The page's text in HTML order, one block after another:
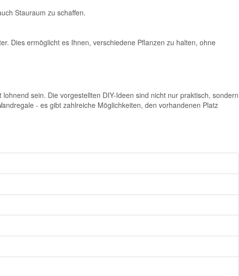
Stauraum zu schaffen.
Dies ermöglicht es Ihnen, verschiedene Pflanzen zu halten, ohne
sein. Die vorgestellten DIY-Ideen sind nicht nur praktisch, sondern
- es gibt zahlreiche Möglichkeiten, den vorhandenen Platz